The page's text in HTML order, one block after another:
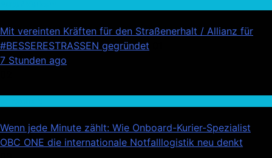
Mit vereinten Kräften für den Straßenerhalt / Allianz für
#BESSERESTRASSEN gegründet
7 Stunden ago
Wenn jede Minute zählt: Wie Onboard-Kurier-Spezialist
OBC ONE die internationale Notfalllogistik neu denkt